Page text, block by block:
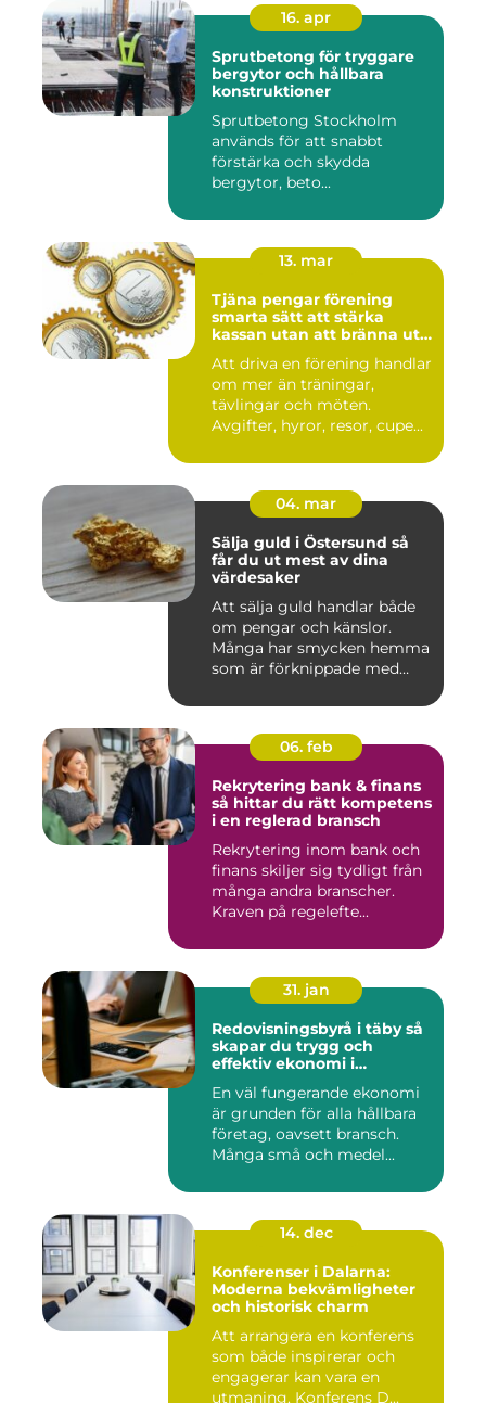
16. apr
Sprutbetong för tryggare
bergytor och hållbara
konstruktioner
Sprutbetong Stockholm
används för att snabbt
förstärka och skydda
bergytor, beto...
13. mar
Tjäna pengar förening
smarta sätt att stärka
kassan utan att bränna ut
Att driva en förening handlar
om mer än träningar,
tävlingar och möten.
Avgifter, hyror, resor, cupe...
04. mar
Sälja guld i Östersund så
får du ut mest av dina
värdesaker
Att sälja guld handlar både
om pengar och känslor.
Många har smycken hemma
som är förknippade med
06. feb
Rekrytering bank & finans
så hittar du rätt kompetens
i en reglerad bransch
Rekrytering inom bank och
finans skiljer sig tydligt från
många andra branscher.
Kraven på regelefte...
31. jan
Redovisningsbyrå i täby så
skapar du trygg och
effektiv ekonomi i
En väl fungerande ekonomi
är grunden för alla hållbara
företag, oavsett bransch.
Många små och medel...
14. dec
Konferenser i Dalarna:
Moderna bekvämligheter
och historisk charm
Att arrangera en konferens
som både inspirerar och
engagerar kan vara en
utmaning. Konferens D...